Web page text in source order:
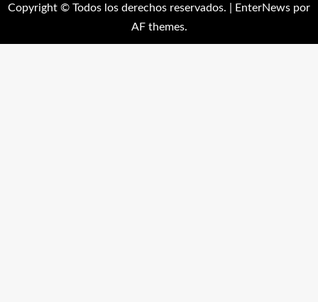
Copyright © Todos los derechos reservados. EnterNews por
AF themes.